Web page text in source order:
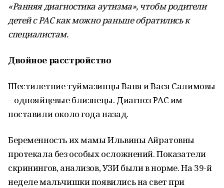
«Ранняя диагностика аутизма», чтобы родители
детей с РАС как можно раньше обратились к
специалистам.
Двойное расстройство
Шестилетние туймазинцы Ваня и Вася Салимовы
– однояйцевые близнецы. Диагноз РАС им
поставили около года назад.
Беременность их мамы Ильвины Айратовны
протекала без особых осложнений. Показатели
скринингов, анализов, УЗИ были в норме. На 39-й
неделе мальчишки появились на свет при